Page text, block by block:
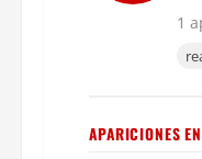
1
APARICIONES